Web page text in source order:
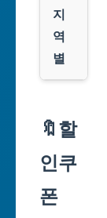
지
역
별
울
특
별
🔖할
인쿠
폰